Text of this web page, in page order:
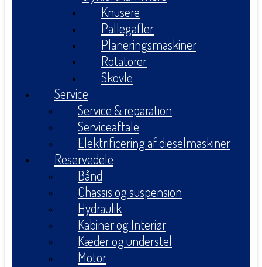
Knusere
Pallegafler
Planeringsmaskiner
Rotatorer
Skovle
Service
Service & reparation
Serviceaftale
Elektrificering af dieselmaskiner
Reservedele
Bånd
Chassis og suspension
Hydraulik
Kabiner og Interiør
Kæder og understel
Motor